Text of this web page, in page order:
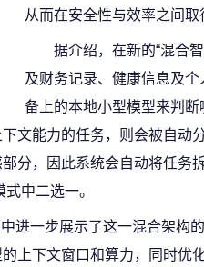
从而在安全性与效率之间取
据介绍，在新的“混合
及财务记录、健康信息及
备上的本地小型模型来判
文能力的任务，则会被自动
分，因此系统会自动将任务
中二选一。
进一步展示了这一混合架构
上下文窗口和算力，同时优